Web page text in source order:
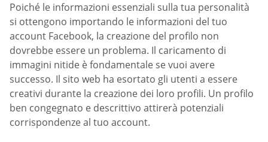
Poiché le informazioni essenziali sulla tua personalità
si ottengono importando le informazioni del tuo
account Facebook, la creazione del profilo non
dovrebbe essere un problema. Il caricamento di
immagini nitide è fondamentale se vuoi avere
successo. Il sito web ha esortato gli utenti a essere
creativi durante la creazione dei loro profili. Un profilo
ben congegnato e descrittivo attirerà potenziali
corrispondenze al tuo account.